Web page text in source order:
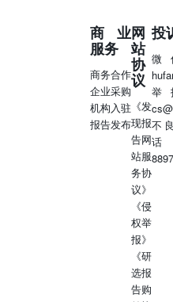
无形资产，净值 无形资产净额
）： 财产与设备，净值 不动产
（单位：千）： 已计提费用 累
：千）： 5. 承诺与或有事项 租
2020年12月，公司与Lonza签
专用制造工厂。Monoplant的建
的生产于2023年6月底开
同时扩大现有产能，以满足未来
完成了总计2370万美元的资
一）2021年2月支付的1180万美
计入合并资产负债表的其他非流
所需的运营资质时支付的1190万
公司有权独家使用Monoplant至
季度360万瑞士法郎（约400万
商业
服务
商务合作
企业采购
机构入驻
报告发布
网
站
协
议
《发
现报
告网
站服
务协
议》
《侵
权举
报》
《研
选报
告购
投
微
举
不